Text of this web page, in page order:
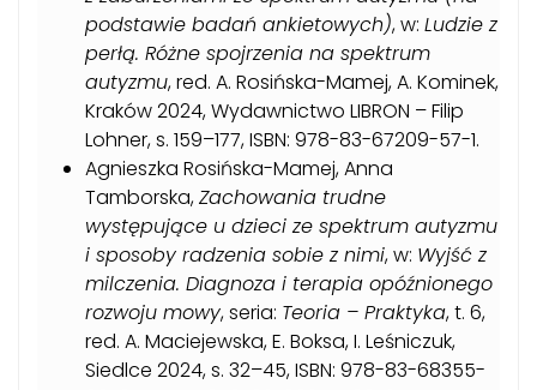
podstawie badań ankietowych), w: Ludzie z
perłą. Różne spojrzenia na spektrum
autyzmu, red. A. Rosińska-Mamej, A. Kominek,
Kraków 2024, Wydawnictwo LIBRON – Filip
Lohner, s. 159–177, ISBN: 978-83-67209-57-1.
Agnieszka Rosińska-Mamej, Anna
Tamborska,Zachowania trudne
występujące u dzieci ze spektrum autyzmu
i sposoby radzenia sobie z nimi, w: Wyjść z
milczenia. Diagnoza i terapia opóźnionego
rozwoju mowy, seria: Teoria – Praktyka, t. 6,
red. A. Maciejewska, E. Boksa, I. Leśniczuk,
Siedlce 2024, s. 32–45, ISBN: 978-83-68355-